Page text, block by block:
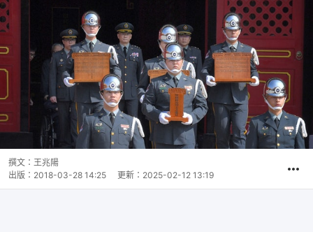
撰文： 王兆陽
出版： 2018-03-28 14:25 更新： 2025-02-12 13:19